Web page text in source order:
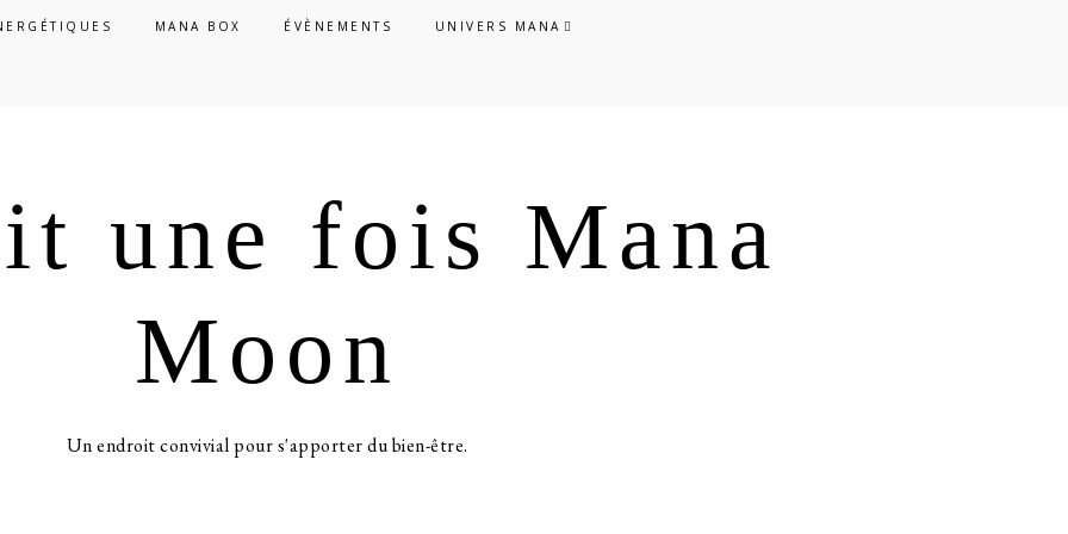
MANA BOX ÉVÈNEMENTS UNIVERS MANA
une fois Mana
Moon
Un endroit convivial pour s'apporter du bien-être.